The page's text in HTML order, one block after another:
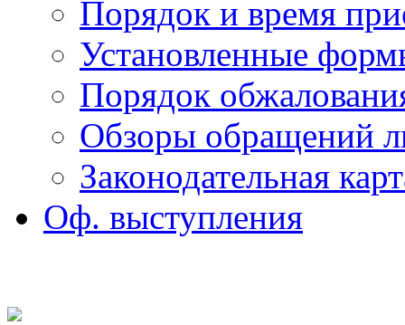
Порядок и время
Установленные
Порядок
Обзоры обращений
Законодательная
Оф. выступления